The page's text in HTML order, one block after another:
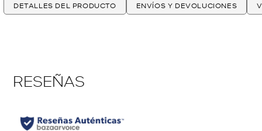
DETALLES DEL PRODUCTO ENVÍOS Y DEVOLUCIONES